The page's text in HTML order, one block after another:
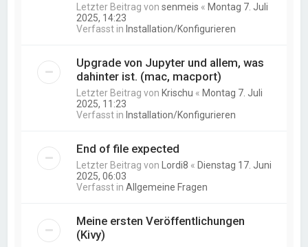
Letzter Beitrag vonsenmeis « Montag 7. Juli
2025, 14:23
Verfasst in Installation/Konfigurieren
Upgrade von Jupyter und allem, was
dahinter ist. (mac, macport)
Letzter Beitrag von Krischu « Montag 7. Juli
2025, 11:23
Verfasst in Installation/Konfigurieren
End of file expected
Letzter Beitrag von Lordi8 « Dienstag 17. Juni
2025, 06:03
Verfasst inAllgemeine Fragen
Meine ersten Veröffentlichungen
(Kivy)